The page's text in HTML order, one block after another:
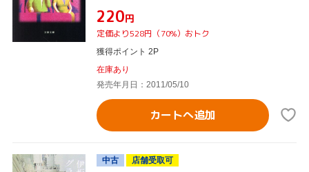
¥220円
定価より528円（70%）おトク
獲得ポイント 2P
在庫あり
発売年月日：2011/05/10
カートへ追加
中古
店舗受取可